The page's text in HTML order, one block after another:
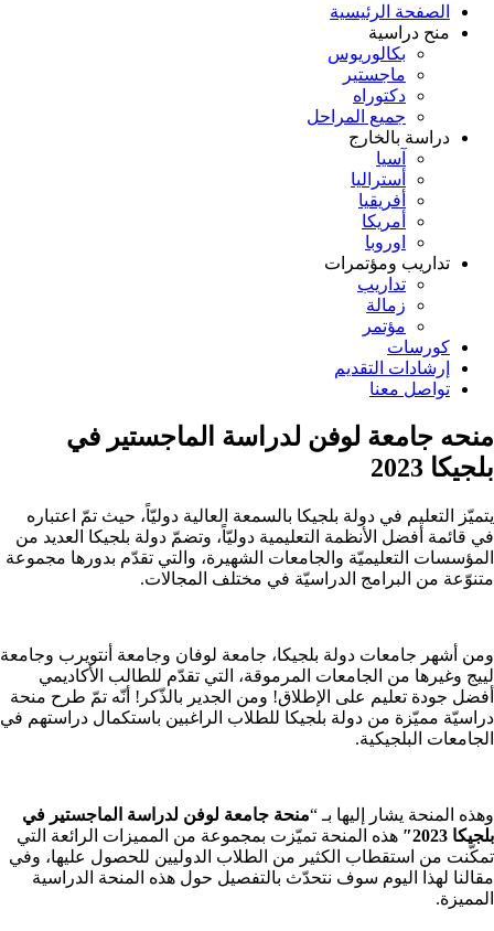
الصفحة الرئيسية
منح دراسية
بكالوريوس
ماجستير
دكتوراه
جميع المراحل
دراسة بالخارج
آسيا
أستراليا
أفريقيا
أمريكا
اوروبا
تداريب ومؤتمرات
تداريب
زمالة
مؤتمر
كورسات
إرشادات التقديم
تواصل معنا
منحه جامعة لوفن لدراسة الماجستير في
بلجيكا 2023
يتميّز التعليم في دولة بلجيكا بالسمعة العالية دوليّاً، حيث تمّ اعتباره
في قائمة أفضل الأنظمة التعليمية دوليّاً، وتضمّ دولة بلجيكا العديد من
المؤسسات التعليميّة والجامعات الشهيرة، والتي تقدّم بدورها مجموعة
متنوّعة من البرامج الدراسيّة في مختلف المجالات.
ومن أشهر جامعات دولة بلجيكا، جامعة لوفان وجامعة أنتويرب وجامعة
لييج وغيرها من الجامعات المرموقة، التي تقدّم للطالب الأكاديمي
أفضل جودة تعليم على الإطلاق! ومن الجدير بالذّكر! أنّه تمّ طرح منحة
دراسيّة مميّزة من دولة بلجيكا للطلاب الراغبين باستكمال دراستهم في
الجامعات البلجيكية.
وهذه المنحة يشار إليها بـ “منحة جامعة لوفن لدراسة الماجستير في
بلجيكا 2023″
هذه المنحة تميّزت بمجموعة من المميزات الرائعة التي
تمكّنت من استقطاب الكثير من الطلاب الدوليين للحصول عليها، وفي
مقالنا لهذا اليوم سوف نتحدّث بالتفصيل حول هذه المنحة الدراسية
المميزة.